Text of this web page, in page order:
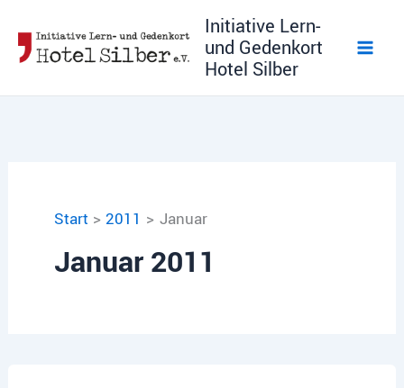
Inhalt
springen
Initiative Lern-
und Gedenkort
Hotel Silber
Start 2011 Januar
Januar 2011